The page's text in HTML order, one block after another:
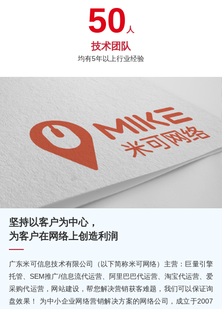
50 人
技术团队
均有5年以上行业经验
坚持以客户为中心，
为客户在网络上创造利润
广东米可信息技术有限公司（以下简称米可网络）主营：巨量引擎
托管、SEM推广/信息流代运营、阿里巴巴代运营、淘宝代运营、爱
采购代运营，网站建设，帮您解决营销获客难题，我们可以保证询
盘效果！ 为中小企业网络营销解决方案的网络公司，成立于2007